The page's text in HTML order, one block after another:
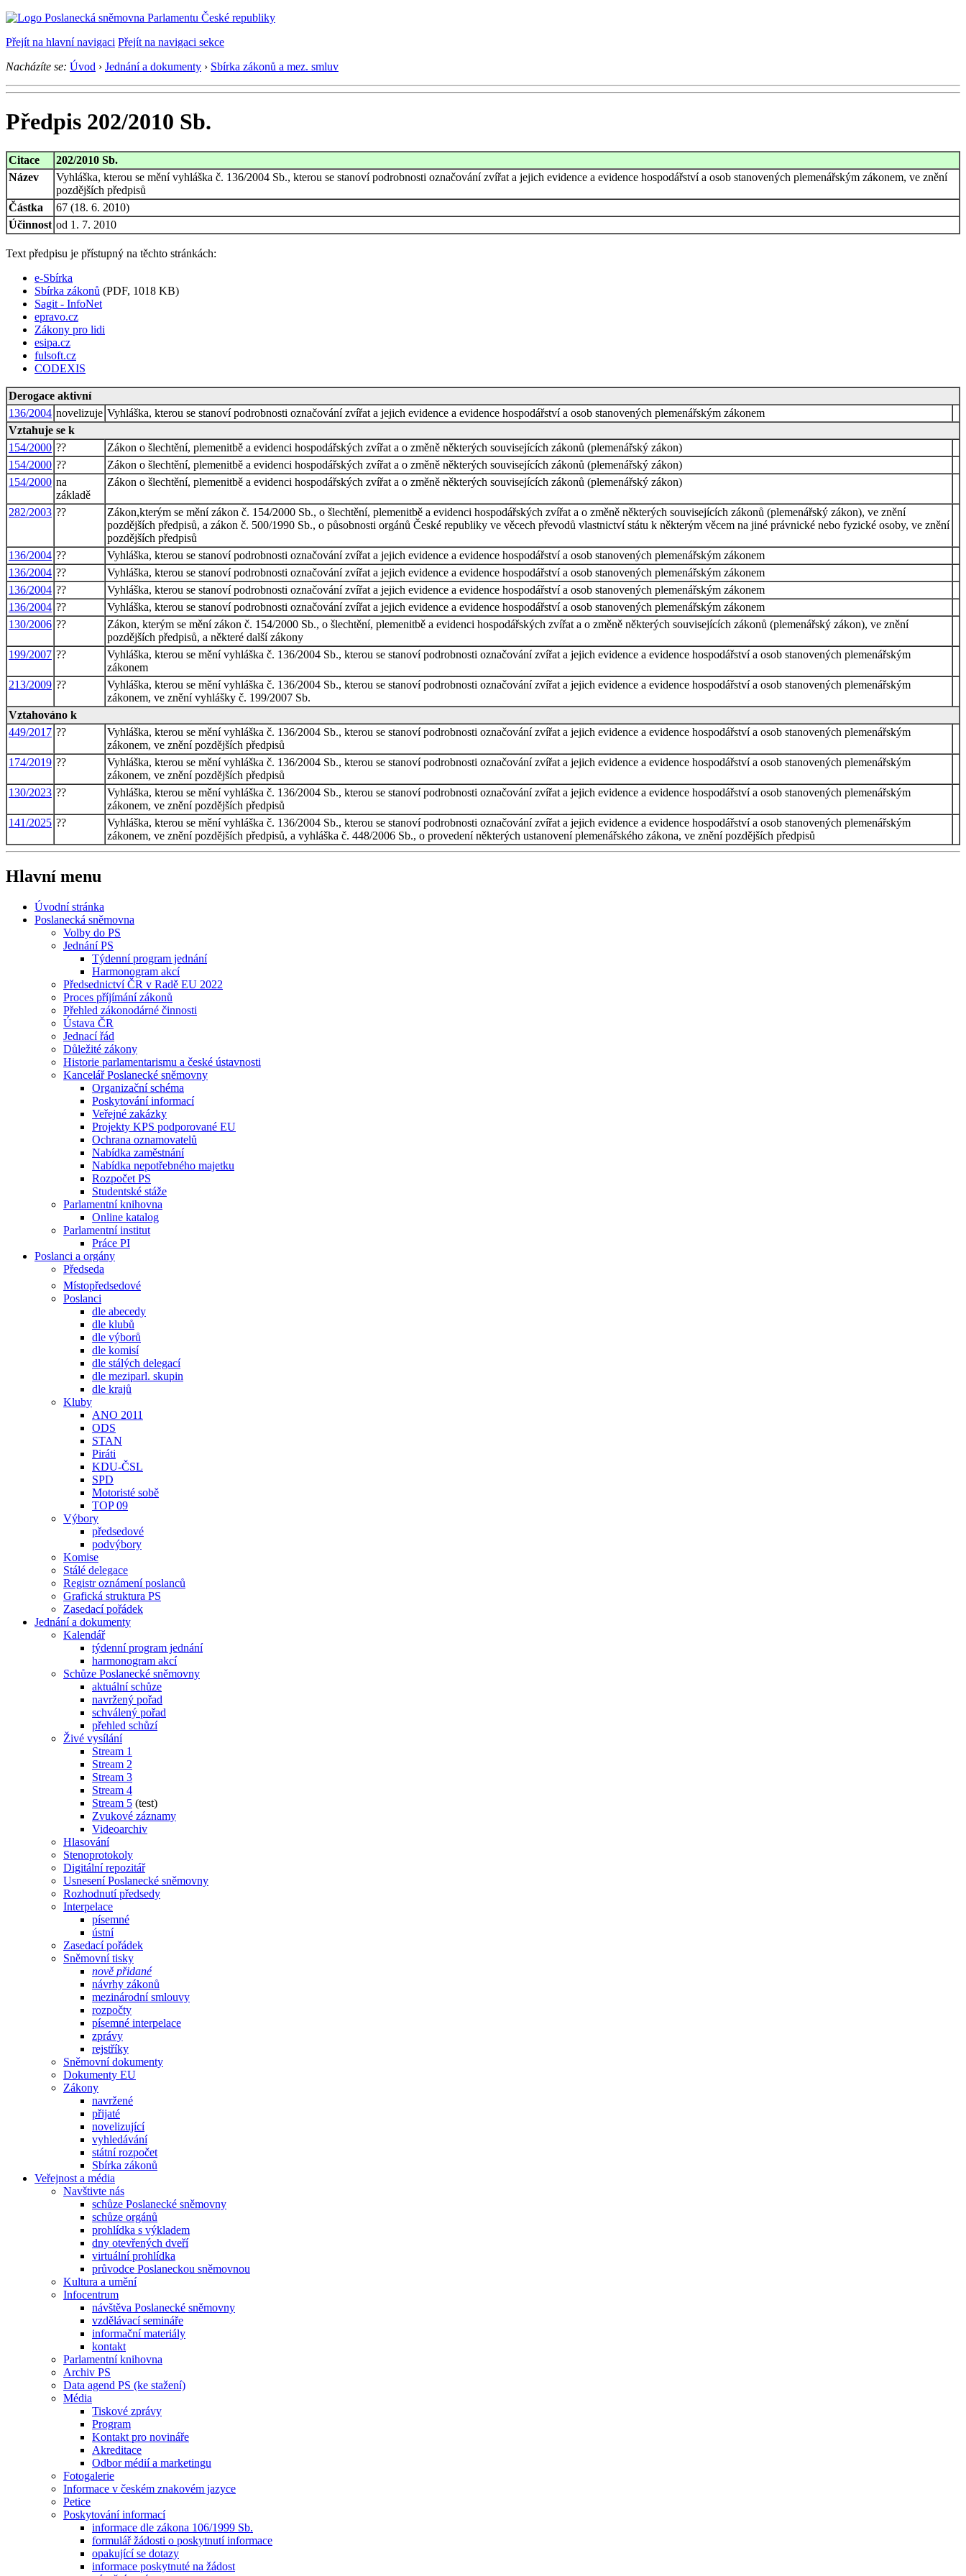
Přejít na hlavní navigaci Přejít na navigaci sekce
Nacházíte se: Úvod › Jednání a dokumenty › Sbírka zákonů a mez. smluv
Předpis 202/2010 Sb.
Citace
202/2010 Sb.
Název
Vyhláška, kterou se mění vyhláška č. 136/2004 Sb., kterou se stanoví podrobnosti označování zvířat a jejich evidence a evidence hospodářství a osob stanovených plemenářským zákonem, ve znění
pozdějších předpisů
Částka
67 (18. 6. 2010)
Účinnost od 1. 7. 2010
Text předpisu je přístupný na těchto stránkách:
e-Sbírka
Sbírka zákonů (PDF, 1018 KB)
Sagit - InfoNet
epravo.cz
Zákony pro lidi
esipa.cz
fulsoft.cz
CODEXIS
Derogace aktivní
136/2004 novelizuje Vyhláška, kterou se stanoví podrobnosti označování zvířat a jejich evidence a evidence hospodářství a osob stanovených plemenářským zákonem
Vztahuje se k
154/2000 ??
Zákon o šlechtění, plemenitbě a evidenci hospodářských zvířat a o změně některých souvisejících zákonů (plemenářský zákon)
154/2000 ??
Zákon o šlechtění, plemenitbě a evidenci hospodářských zvířat a o změně některých souvisejících zákonů (plemenářský zákon)
154/2000 na
základě
Zákon o šlechtění, plemenitbě a evidenci hospodářských zvířat a o změně některých souvisejících zákonů (plemenářský zákon)
282/2003 ??
Zákon,kterým se mění zákon č. 154/2000 Sb., o šlechtění, plemenitbě a evidenci hospodářských zvířat a o změně některých souvisejících zákonů (plemenářský zákon), ve znění
pozdějších předpisů, a zákon č. 500/1990 Sb., o působnosti orgánů České republiky ve věcech převodů vlastnictví státu k některým věcem na jiné právnické nebo fyzické osoby, ve znění
pozdějších předpisů
136/2004 ??
Vyhláška, kterou se stanoví podrobnosti označování zvířat a jejich evidence a evidence hospodářství a osob stanovených plemenářským zákonem
136/2004 ??
Vyhláška, kterou se stanoví podrobnosti označování zvířat a jejich evidence a evidence hospodářství a osob stanovených plemenářským zákonem
136/2004 ??
Vyhláška, kterou se stanoví podrobnosti označování zvířat a jejich evidence a evidence hospodářství a osob stanovených plemenářským zákonem
136/2004 ??
Vyhláška, kterou se stanoví podrobnosti označování zvířat a jejich evidence a evidence hospodářství a osob stanovených plemenářským zákonem
130/2006 ??
Zákon, kterým se mění zákon č. 154/2000 Sb., o šlechtění, plemenitbě a evidenci hospodářských zvířat a o změně některých souvisejících zákonů (plemenářský zákon), ve znění
pozdějších předpisů, a některé další zákony
199/2007 ??
Vyhláška, kterou se mění vyhláška č. 136/2004 Sb., kterou se stanoví podrobnosti označování zvířat a jejich evidence a evidence hospodářství a osob stanovených plemenářským
zákonem
213/2009 ??
Vyhláška, kterou se mění vyhláška č. 136/2004 Sb., kterou se stanoví podrobnosti označování zvířat a jejich evidence a evidence hospodářství a osob stanovených plemenářským
zákonem, ve znění vyhlášky č. 199/2007 Sb.
Vztahováno k
449/2017 ??
Vyhláška, kterou se mění vyhláška č. 136/2004 Sb., kterou se stanoví podrobnosti označování zvířat a jejich evidence a evidence hospodářství a osob stanovených plemenářským
zákonem, ve znění pozdějších předpisů
174/2019 ??
Vyhláška, kterou se mění vyhláška č. 136/2004 Sb., kterou se stanoví podrobnosti označování zvířat a jejich evidence a evidence hospodářství a osob stanovených plemenářským
zákonem, ve znění pozdějších předpisů
130/2023 ??
Vyhláška, kterou se mění vyhláška č. 136/2004 Sb., kterou se stanoví podrobnosti označování zvířat a jejich evidence a evidence hospodářství a osob stanovených plemenářským
zákonem, ve znění pozdějších předpisů
141/2025 ??
Vyhláška, kterou se mění vyhláška č. 136/2004 Sb., kterou se stanoví podrobnosti označování zvířat a jejich evidence a evidence hospodářství a osob stanovených plemenářským
zákonem, ve znění pozdějších předpisů, a vyhláška č. 448/2006 Sb., o provedení některých ustanovení plemenářského zákona, ve znění pozdějších předpisů
Hlavní menu
Úvodní stránka
Poslanecká sněmovna
Volby do PS
Jednání PS
Týdenní program jednání
Harmonogram akcí
Předsednictví ČR v Radě EU 2022
Proces příjímání zákonů
Přehled zákonodárné činnosti
Ústava ČR
Jednací řád
Důležité zákony
Historie parlamentarismu a české ústavnosti
Kancelář Poslanecké sněmovny
Organizační schéma
Poskytování informací
Veřejné zakázky
Projekty KPS podporované EU
Ochrana oznamovatelů
Nabídka zaměstnání
Nabídka nepotřebného majetku
Rozpočet PS
Studentské stáže
Parlamentní knihovna
Online katalog
Parlamentní institut
Práce PI
Poslanci a orgány
Předseda
Místopředsedové
Poslanci
dle abecedy
dle klubů
dle výborů
dle komisí
dle stálých delegací
dle meziparl. skupin
dle krajů
Kluby
ANO 2011
ODS
STAN
Piráti
KDU-ČSL
SPD
Motoristé sobě
TOP 09
Výbory
předsedové
podvýbory
Komise
Stálé delegace
Registr oznámení poslanců
Grafická struktura PS
Zasedací pořádek
Jednání a dokumenty
Kalendář
týdenní program jednání
harmonogram akcí
Schůze Poslanecké sněmovny
aktuální schůze
navržený pořad
schválený pořad
přehled schůzí
Živé vysílání
Stream 1
Stream 2
Stream 3
Stream 4
Stream 5 (test)
Zvukové záznamy
Videoarchiv
Hlasování
Stenoprotokoly
Digitální repozitář
Usnesení Poslanecké sněmovny
Rozhodnutí předsedy
Interpelace
písemné
ústní
Zasedací pořádek
Sněmovní tisky
nově přidané
návrhy zákonů
mezinárodní smlouvy
rozpočty
písemné interpelace
zprávy
rejstříky
Sněmovní dokumenty
Dokumenty EU
Zákony
navržené
přijaté
novelizující
vyhledávání
státní rozpočet
Sbírka zákonů
Veřejnost a média
Navštivte nás
schůze Poslanecké sněmovny
schůze orgánů
prohlídka s výkladem
dny otevřených dveří
virtuální prohlídka
průvodce Poslaneckou sněmovnou
Kultura a umění
Infocentrum
návštěva Poslanecké sněmovny
vzdělávací semináře
informační materiály
kontakt
Parlamentní knihovna
Archiv PS
Data agend PS (ke stažení)
Média
Tiskové zprávy
Program
Kontakt pro novináře
Akreditace
Odbor médií a marketingu
Fotogalerie
Informace v českém znakovém jazyce
Petice
Poskytování informací
informace dle zákona 106/1999 Sb.
formulář žádosti o poskytnutí informace
opakující se dotazy
informace poskytnuté na žádost